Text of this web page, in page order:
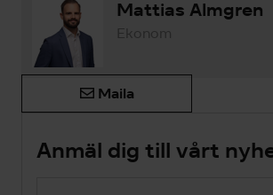
Mattias Almgren
Ekonom
Maila
Anmäl dig till vårt